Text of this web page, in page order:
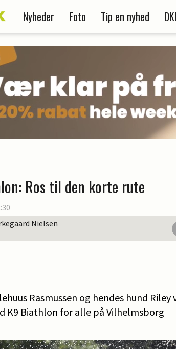
Nyheder Foto Tip en nyhed
Ros til den korte rute
Nielsen
Rasmussen og hendes hund
K9 Biathlon for alle på Vilhelmsborg